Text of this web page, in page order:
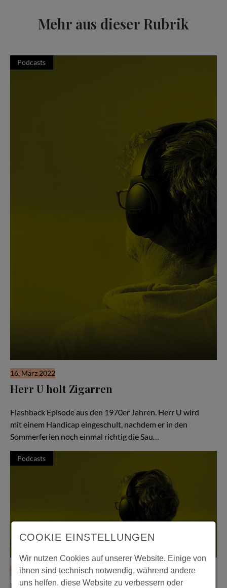
Mehr aus dieser Rubrik
Podcasts
16. März 2022
Herr U holt Zigarren
Flashback Episode aus den 1970er Jahren. Herr U wird
mit einem Handicap eingeschult, nachdem er in den
Sommerferien noch einmal richtig die Sau…
Podcasts
16. März 2022
COOKIE EINSTELLUNGEN
Wir nutzen Cookies auf unserer Website. Einige von
ihnen sind technisch notwendig, während andere
uns helfen, diese Website zu verbessern oder